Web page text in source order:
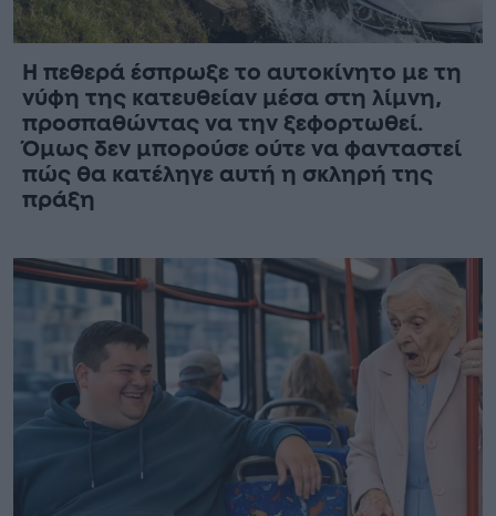
Η πεθερά έσπρωξε το αυτοκίνητο με τη
νύφη της κατευθείαν μέσα στη λίμνη,
προσπαθώντας να την ξεφορτωθεί.
Όμως δεν μπορούσε ούτε να φανταστεί
πώς θα κατέληγε αυτή η σκληρή της
πράξη